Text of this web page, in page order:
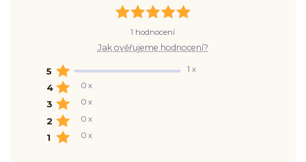
1 hodnocení
Jak ověřujeme hodnocení?
5 1 x
4 0 x
3 0 x
2 0 x
1 0 x